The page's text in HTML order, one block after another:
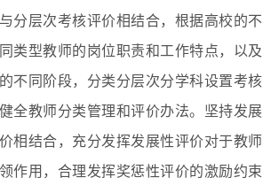
分层次考核评价相结合，根据高校的不
类型教师的岗位职责和工作特点，以及
不同阶段，分类分层次分学科设置考核
全教师分类管理和评价办法。坚持发展
相结合，充分发挥发展性评价对于教师
作用，合理发挥奖惩性评价的激励约束